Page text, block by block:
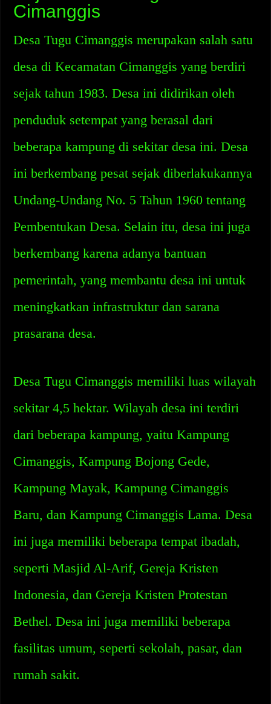
Cimanggis
Desa Tugu Cimanggis merupakan salah satu
desa di Kecamatan Cimanggis yang berdiri
sejak tahun 1983. Desa ini didirikan oleh
penduduk setempat yang berasal dari
beberapa kampung di sekitar desa ini. Desa
ini berkembang pesat sejak diberlakukannya
Undang-Undang No. 5 Tahun 1960 tentang
Pembentukan Desa. Selain itu, desa ini juga
berkembang karena adanya bantuan
pemerintah, yang membantu desa ini untuk
meningkatkan infrastruktur dan sarana
prasarana desa.
Desa Tugu Cimanggis memiliki luas wilayah
sekitar 4,5 hektar. Wilayah desa ini terdiri
dari beberapa kampung, yaitu Kampung
Cimanggis, Kampung Bojong Gede,
Kampung Mayak, Kampung Cimanggis
Baru, dan Kampung Cimanggis Lama. Desa
ini juga memiliki beberapa tempat ibadah,
seperti Masjid Al-Arif, Gereja Kristen
Indonesia, dan Gereja Kristen Protestan
Bethel. Desa ini juga memiliki beberapa
fasilitas umum, seperti sekolah, pasar, dan
rumah sakit.